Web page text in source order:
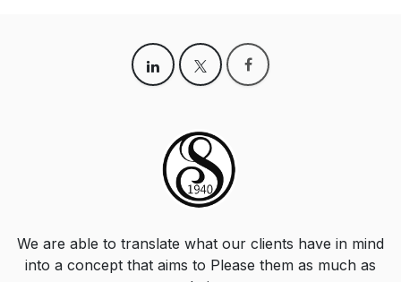
We are able to translate what our clients have in mind
into a concept that aims to Please them as much as